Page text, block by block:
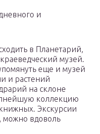
и
в Планетарий,
музей.
еще и музей
и растений
на склоне
коллекцию
Экскурсии
можно вдоволь